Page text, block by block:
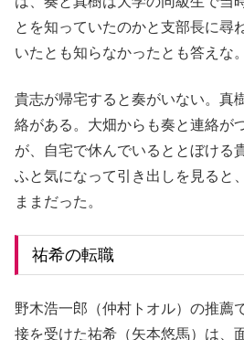
とを知っていたのかと支部長に尋
いたとも知らなかったとも答えな。
貴志が帰宅すると奏がいない。真
絡がある。大畑からも奏と連絡が
が、自宅で休んでいるととぼける
ふと気になって引き出しを見ると
ままだった。
祐希の転職
野木浩一郎（仲村トオル）の推薦
接を受けた祐希（矢本悠馬）は、